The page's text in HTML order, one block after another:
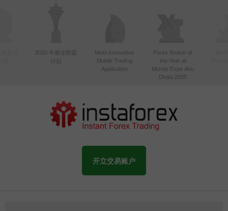
2020 年最佳联盟
计划
Most Innovative
Mobile Trading
Application
Forex Broker of
the Year at
Money Expo Abu
Dhabi 2025
开立交易账户